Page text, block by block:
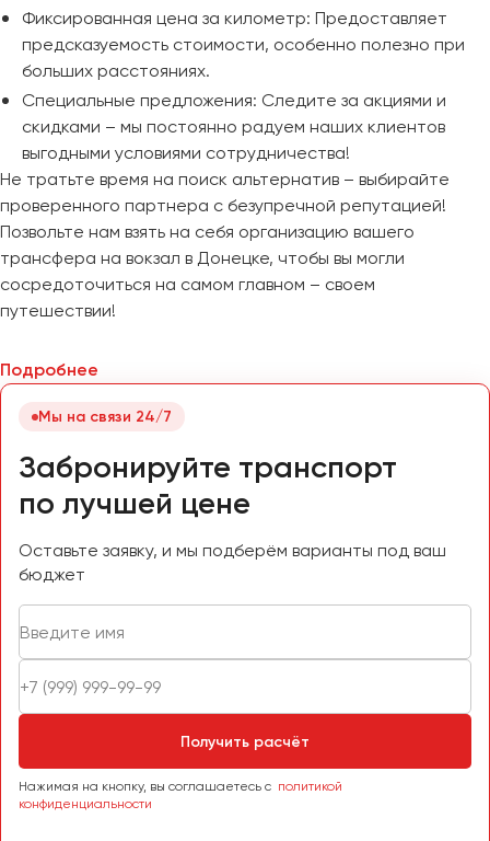
Фиксированная цена за километр: Предоставляет
предсказуемость стоимости, особенно полезно при
больших расстояниях.
Специальные предложения: Следите за акциями и
скидками – мы постоянно радуем наших клиентов
выгодными условиями сотрудничества!
Не тратьте время на поиск альтернатив – выбирайте
проверенного партнера с безупречной репутацией!
Позвольте нам взять на себя организацию вашего
трансфера на вокзал в Донецке, чтобы вы могли
сосредоточиться на самом главном – своем
путешествии!
Подробнее
Мы на связи 24/7
Забронируйте транспорт
по лучшей цене
Оставьте заявку, и мы подберём варианты под ваш
бюджет
Получить расчёт
Нажимая на кнопку, вы соглашаетесь с политикой
конфиденциальности